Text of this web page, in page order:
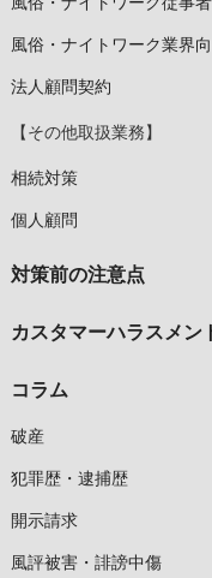
風俗・ナイトワーク業界
法人顧問契約
【その他取扱業務】
相続対策
個人顧問
対策前の注意点
カスタマーハラスメン
コラム
破産
犯罪歴・逮捕歴
開示請求
風評被害・誹謗中傷